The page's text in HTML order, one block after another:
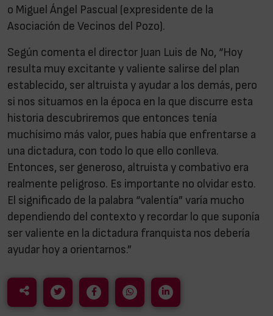
o Miguel Ángel Pascual (expresidente de la
Asociación de Vecinos del Pozo).
Según comenta el director Juan Luis de No, “Hoy
resulta muy excitante y valiente salirse del plan
establecido, ser altruista y ayudar a los demás, pero
si nos situamos en la época en la que discurre esta
historia descubriremos que entonces tenía
muchísimo más valor, pues había que enfrentarse a
una dictadura, con todo lo que ello conlleva.
Entonces, ser generoso, altruista y combativo era
realmente peligroso. Es importante no olvidar esto.
El significado de la palabra “valentía” varía mucho
dependiendo del contexto y recordar lo que suponía
ser valiente en la dictadura franquista nos debería
ayudar hoy a orientarnos.”